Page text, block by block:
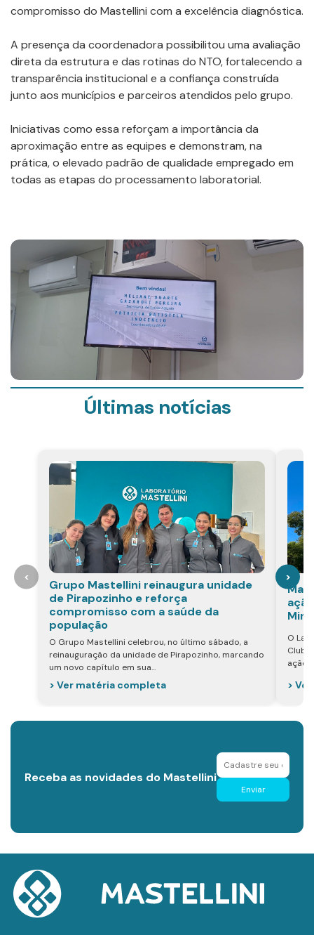
compromisso do Mastellini com a excelência diagnóstica.
A presença da coordenadora possibilitou uma avaliação
direta da estrutura e das rotinas do NTO, fortalecendo a
transparência institucional e a confiança construída
junto aos municípios e parceiros atendidos pelo grupo.
Iniciativas como essa reforçam a importância da
aproximação entre as equipes e demonstram, na
prática, o elevado padrão de qualidade empregado em
todas as etapas do processamento laboratorial.
Últimas notícias
< >
Grupo Mastellini reinaugura unidade
de Pirapozinho e reforça
compromisso com a saúde da
população
O Grupo Mastellini celebrou, no último sábado, a
reinauguração da unidade de Pirapozinho, marcando
um novo capítulo em sua...
> Ver matéria completa
O
Club
ação
>
Receba as novidades do Mastellini
Enviar